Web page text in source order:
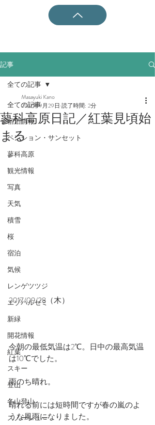
記事
全ての記事
宿泊情報
ペンション・サンセット
蓼科高原
観光情報
写真
天気
積雪
桜
宿泊
気候
レンゲツツジ
エゾハルゼミ
新緑
開花情報
紅葉
スキー
登山
冬山登山
スノーシュー
全ての記事
蓼科高原日記／紅葉見頃始
まる
Masayuki Kano
2017年9月29日 読了時間: 2分
2017/09/28（木）
今朝の最低気温は2℃。日中の最高気温
は10℃でした。
雨のち晴れ。
晴れる前には短時間ですが春の嵐のよ
うな風雨になりました。